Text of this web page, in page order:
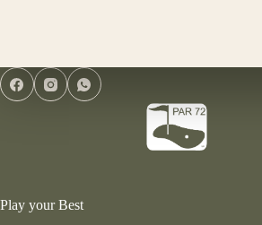
Play your Best